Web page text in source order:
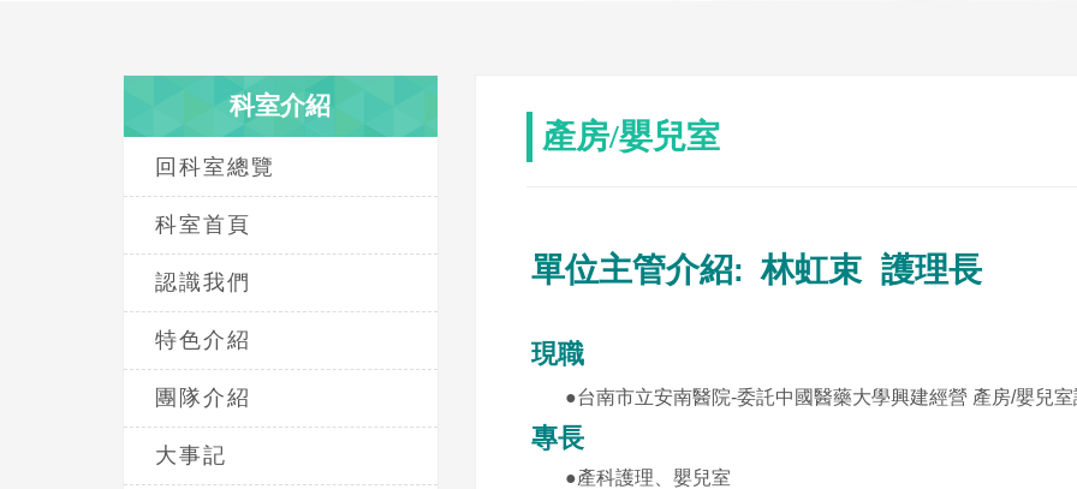
科室介紹
回科室總覽
科室首頁
認識我們
特色介紹
團隊介紹
大事記
產房/嬰兒室
單位主管介紹:林虹束 護理長
現職
●台南市立安南醫院-委託中國醫藥大學興建經營 產房/嬰兒
專長
●產科護理、嬰兒室